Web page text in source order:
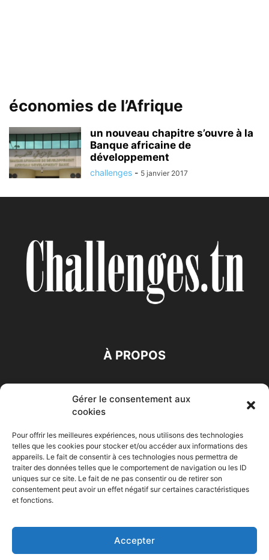
Gérer le consentement aux
cookies
Pour offrir les meilleures expériences, nous utilisons des technologies
telles que les cookies pour stocker et/ou accéder aux informations des
appareils. Le fait de consentir à ces technologies nous permettra de
traiter des données telles que le comportement de navigation ou les ID
uniques sur ce site. Le fait de ne pas consentir ou de retirer son
consentement peut avoir un effet négatif sur certaines caractéristiques
et fonctions.
Accepter
économies de l’Afrique
un nouveau chapitre s’ouvre à la
Banque africaine de
développement
challenges - 5 janvier 2017
À PROPOS
Accueil Economie Entreprises Entrepreneur
Maghreb
© Challenges.tn By AAKOM.DIGITAL